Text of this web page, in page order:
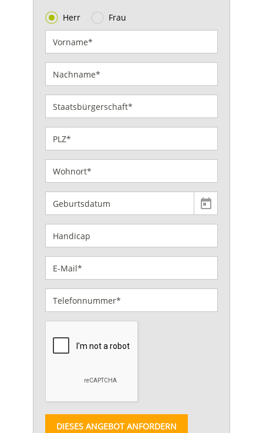
Herr Frau
DIESES ANGEBOT ANFORDERN